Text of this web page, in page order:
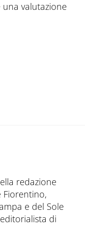
valutazione
redazione
e del Sole
di